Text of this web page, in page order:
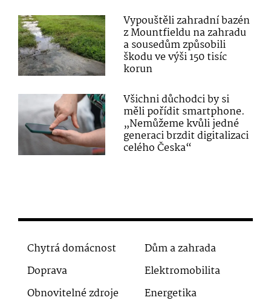
Vypouštěli zahradní bazén
z Mountfieldu na zahradu
a sousedům způsobili
škodu ve výši 150 tisíc
korun
Všichni důchodci by si
měli pořídit smartphone.
„Nemůžeme kvůli jedné
generaci brzdit digitalizaci
celého Česka“
Chytrá domácnost
Dům a zahrada
Doprava
Elektromobilita
Obnovitelné zdroje
Energetika